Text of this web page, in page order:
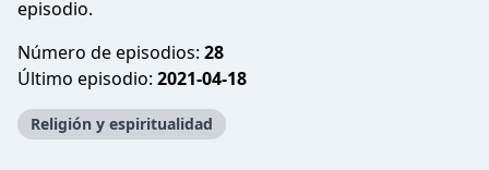
episodio.
Número de episodios: 28
Último episodio: 2021-04-18
Religión y espiritualidad